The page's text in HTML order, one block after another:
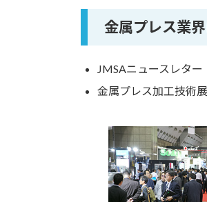
金属プレス業
JMSAニュースレタ
金属プレス加工技術